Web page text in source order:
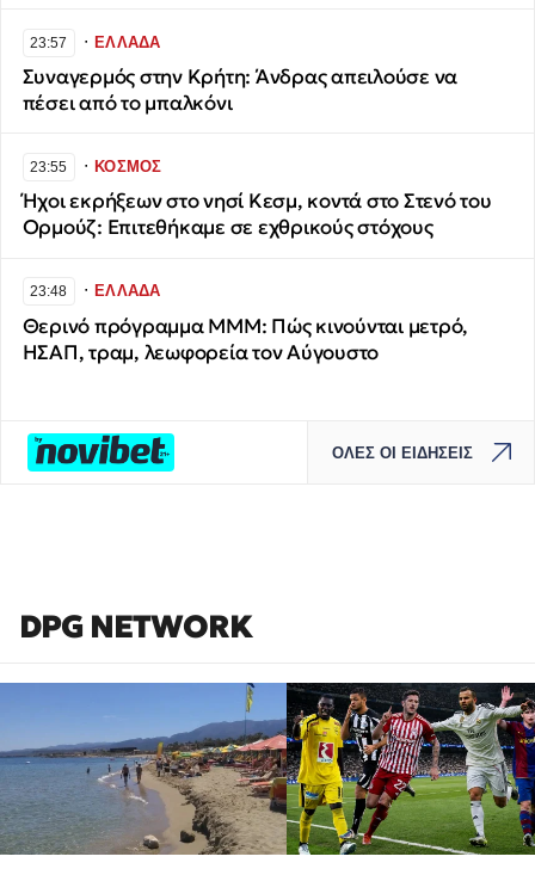
23:57 ∙ΕΛΛΑΔΑ
Συναγερμός στην Κρήτη: Άνδρας απειλούσε να
πέσει από το μπαλκόνι
23:55 ∙ΚΟΣΜΟΣ
Ήχοι εκρήξεων στο νησί Κεσμ, κοντά στο Στενό του
Ορμούζ: Επιτεθήκαμε σε εχθρικούς στόχους
23:48 ∙ΕΛΛΑΔΑ
Θερινό πρόγραμμα ΜΜΜ: Πώς κινούνται μετρό,
ΗΣΑΠ, τραμ, λεωφορεία τον Αύγουστο
ΟΛΕΣ ΟΙ ΕΙΔΗΣΕΙΣ
DPG NETWORK